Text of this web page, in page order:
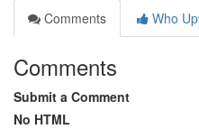
Comments
Who
Comments
Submit a Comment
No HTML